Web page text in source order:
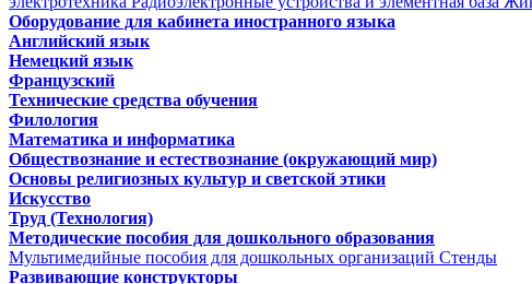
Оборудование для кабинета иностранного языка
Английский язык
Немецкий язык
Французский
Технические средства обучения
Филология
Математика и информатика
Обществознание и естествознание (окружающий мир)
Основы религиозных культур и светской этики
Искусство
Труд (Технология)
Методические пособия для дошкольного образования
Мультимедийные пособия для дошкольных организаций Стенды
Развивающие конструкторы